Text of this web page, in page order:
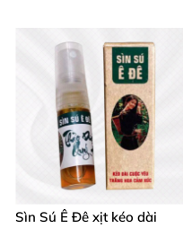
Sìn Sú Ê Đê xịt kéo dài